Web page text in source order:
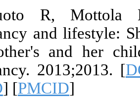
5. Luoto
Pregnancy
on
pregnancy.
[PMID